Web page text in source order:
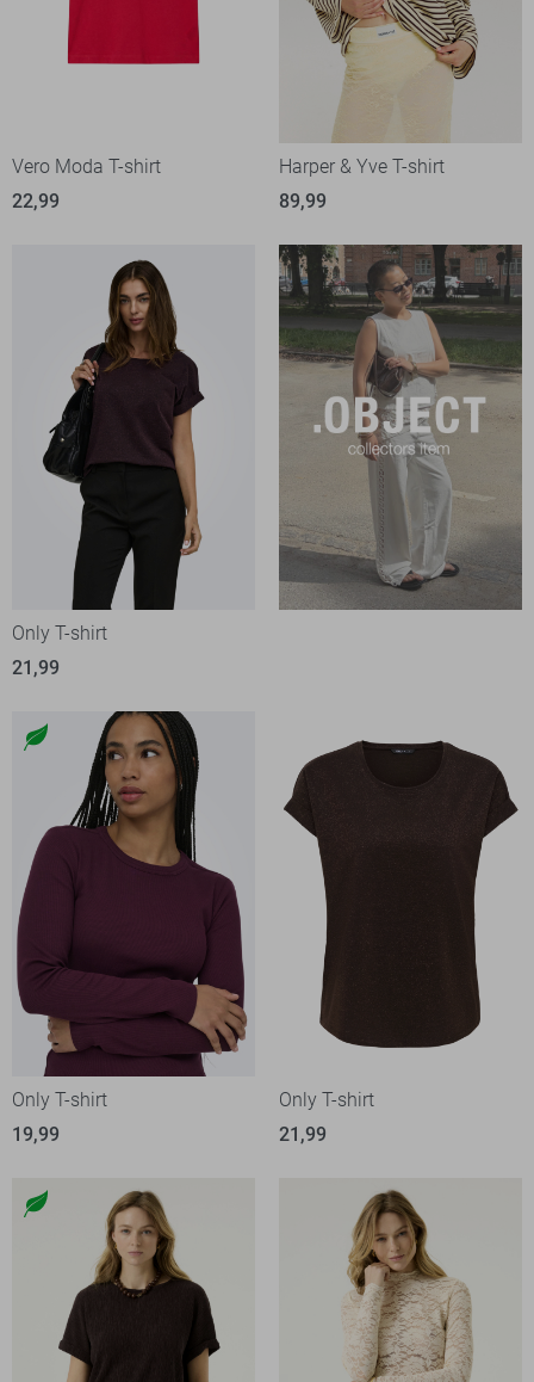
Vero Moda T-shirt
22,99
Harper & Yve T-shirt
89,99
Only T-shirt
21,99
Only T-shirt
19,99
Only T-shirt
21,99